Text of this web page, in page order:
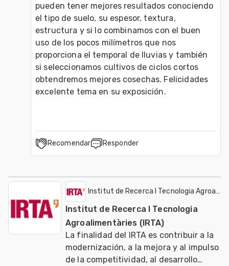
pueden tener mejores resultados conociendo
el tipo de suelo, su espesor, textura,
estructura y si lo combinamos con el buen
uso de los pocos milímetros que nos
proporciona el temporal de lluvias y también
si seleccionamos cultivos de ciclos cortos
obtendremos mejores cosechas. Felicidades
excelente tema en su exposición.
Recomendar Responder
Institut de Recerca I Tecnologia
Institut de Recerca I Tecnologia
Agroalimentàries (IRTA)
La finalidad del IRTA es contribuir a la
modernización, a la mejora y al impulso
de la competitividad, al desarrollo